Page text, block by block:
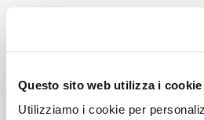
Questo sito web utilizza i cookie
Utilizziamo i cookie per